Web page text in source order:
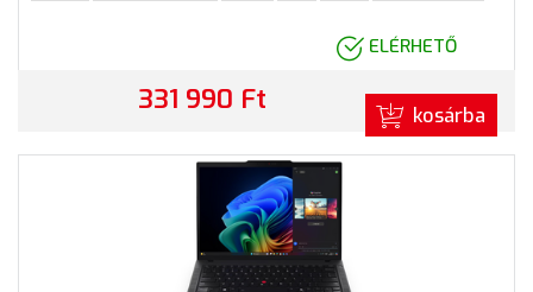
ELÉRHETŐ
331 990 Ft kosárba